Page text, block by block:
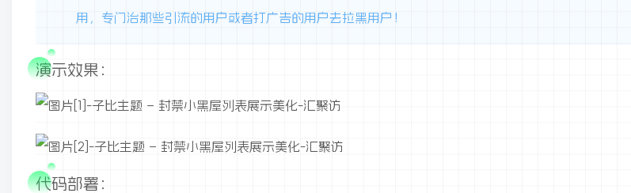
用，专门治那些引流的用户或者打广告的用户去拉黑用户！
演示效果：
代码部署：